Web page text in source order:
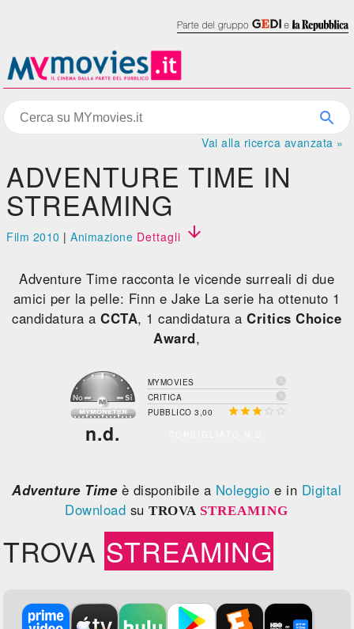
Vai alla ricerca avanzata »
ADVENTURE TIME IN
STREAMING
Film 2010 |Animazione Dettagli 
Adventure Time racconta le vicende surreali di due
amici per la pelle: Finn e Jake La serie ha ottenuto 1
candidatura aCCTA, 1 candidatura aCritics Choice
Award,
n.d.
MYMOVIES 
CRITICA 
PUBBLICO 3,00   
Adventure Timeè disponibile a Noleggio e in Digital
Download suTROVA STREAMING
TROVA STREAMING